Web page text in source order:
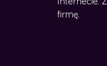
firmę.
nasz e-book